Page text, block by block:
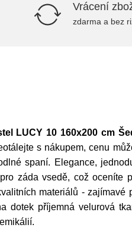
Vrácení
zdarma a bez
LUCY 10 160x200 cm
s nákupem, cenu
spaní. Elegance,
záda vsedě, což
materiálů -
dotek příjemná velurová